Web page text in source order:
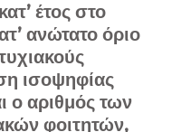
έτος στο
ανώτατο όριο
ισοψηφίας
ο αριθμός των
φοιτητών,